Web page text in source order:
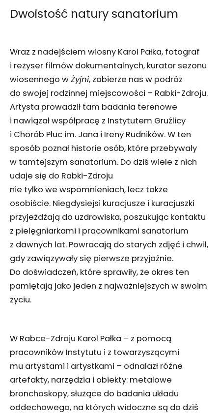
Dwoistość natury sanatorium
Wraz z nadejściem wiosny Karol Pałka, fotograf
i reżyser filmów dokumentalnych, kurator sezonu
wiosennego wŻyjni, zabierze nas w podróż
do swojej rodzinnej miejscowości – Rabki-Zdroju.
Artysta prowadził tam badania terenowe
i nawiązał współpracę z Instytutem Gruźlicy
i Chorób Płuc im. Jana i Ireny Rudników. W ten
sposób poznał historie osób, które przebywały
w tamtejszym sanatorium. Do dziś wiele z nich
udaje się do Rabki-Zdroju
nie tylko we wspomnieniach, lecz także
osobiście. Niegdysiejsi kuracjusze i kuracjuszki
przyjeżdżają do uzdrowiska, poszukując kontaktu
z pielęgniarkami i pracownikami sanatorium
z dawnych lat. Powracają do starych zdjęć i chwil,
gdy zawiązywały się pierwsze przyjaźnie.
Do doświadczeń, które sprawiły, że okres ten
pamiętają jako jeden z najważniejszych w swoim
życiu.
W Rabce-Zdroju Karol Pałka – z pomocą
pracowników Instytutu i z towarzyszącymi
mu artystami i artystkami – odnalazł różne
artefakty, narzędzia i obiekty: metalowe
bronchoskopy, służące do badania układu
oddechowego, na których widoczne są do dziś